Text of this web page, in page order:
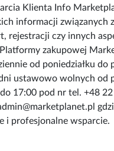
Klienta Info
informacji związanych
rejestracji czy innych
zakupowej
od poniedziałku do
ustawowo wolnych od
17:00 pod nr tel. +48
i profesjonalne wsparcie.